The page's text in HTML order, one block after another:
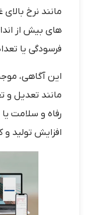
مانند نرخ بالای
های بیش از
فرسودگی یا
این آگاهی،
مانند تعدیل و
رفاه و سلامت
افزایش تولید